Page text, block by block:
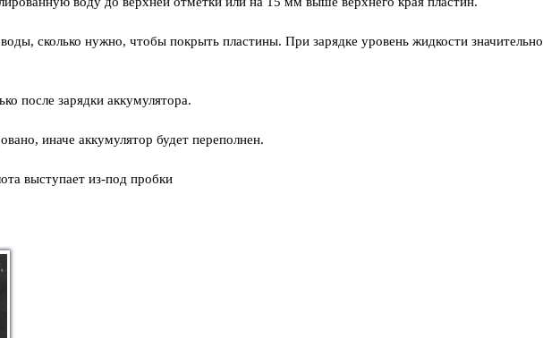
сколько нужно, чтобы покрыть пластины. При зарядке уровень жидкости значительно
после зарядки аккумулятора.
иначе аккумулятор будет переполнен.
выступает из-под пробки